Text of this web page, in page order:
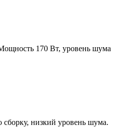
170 Вт, уровень шума
низкий уровень шума.